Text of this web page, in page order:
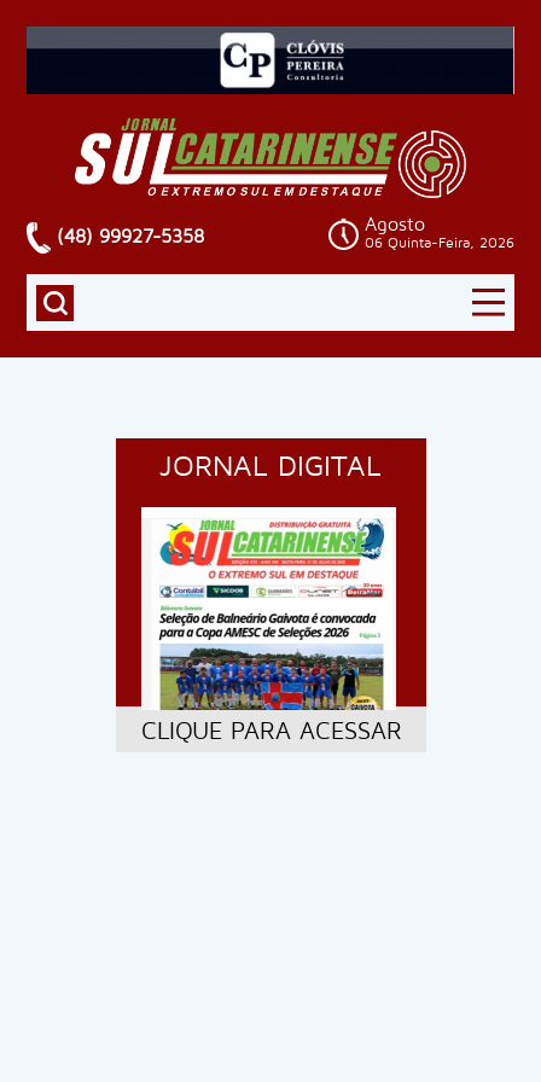
(48) 99927-5358
Agosto
06 Quinta-Feira, 2026
JORNAL DIGITAL
CLIQUE PARA ACESSAR